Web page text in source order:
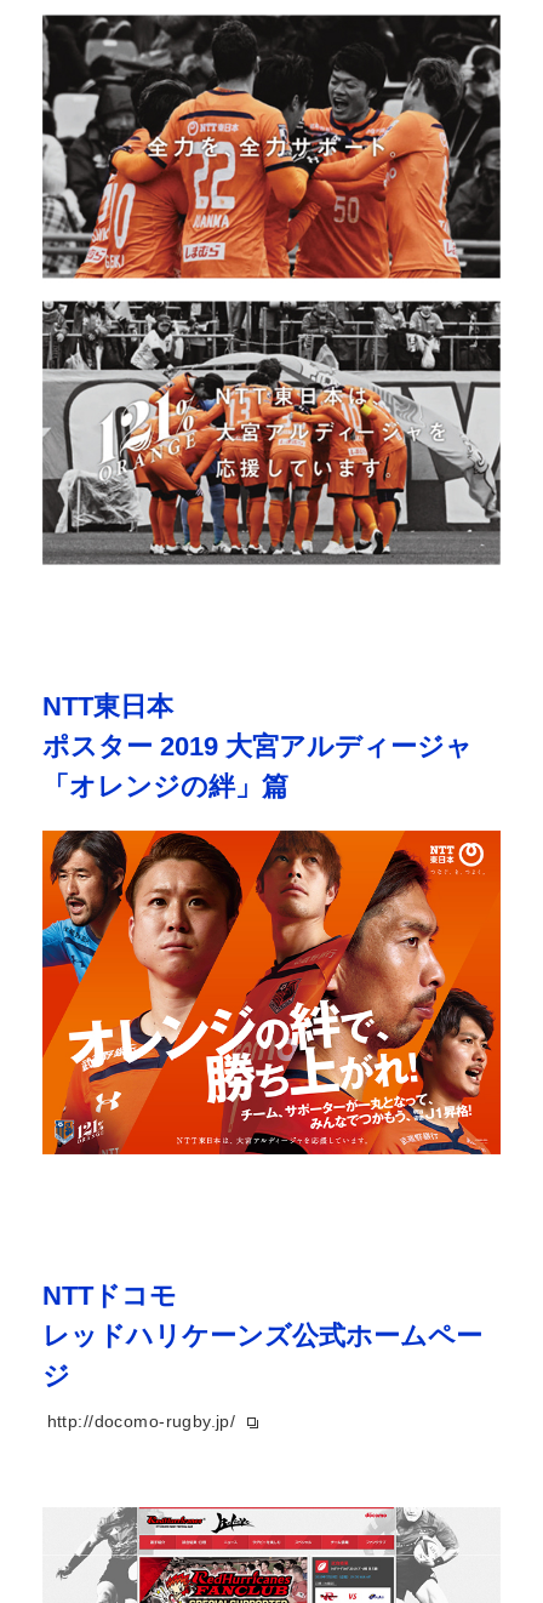
NTT東日本
ポスター 2019 大宮アルディージャ
「オレンジの絆」篇
NTTドコモ
レッドハリケーンズ公式ホームペー
ジ
http://docomo-rugby.jp/